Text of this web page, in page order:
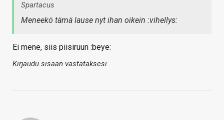
Spartacus
Meneekö tämä lause nyt ihan oikein :vihellys:
Ei mene, siis piisiruun :beye:
Kirjaudu sisään vastataksesi